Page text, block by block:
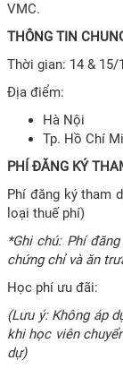
VMC.
THÔNG TIN
Thời gian: 14 & 15/
Địa điểm:
Hà Nội
Tp. Hồ Chí
PHÍ ĐĂNG KÝ
Phí đăng ký tham
loại thuế phí)
*Ghi chú: Phí
chứng chỉ và ăn
Học phí ưu đãi:
(Lưu ý: Không áp
khi học viên
dự)